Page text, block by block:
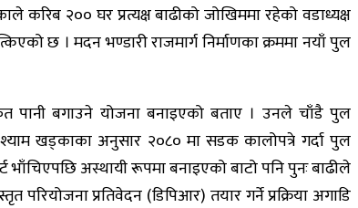
२०० घर प्रत्यक्ष बाढीको जोखिममा रहेको वडाध्यक्ष
छ । मदन भण्डारी राजमार्ग निर्माणका क्रममा नयाँ पुल
पानी बगाउने योजना बनाइएको बताए । उनले चाँडै पुल
खड्काका अनुसार २०८० मा सडक कालोपत्रे गर्दा पुल
अस्थायी रूपमा बनाइएको बाटो पनि पुनः बाढीले
प्रतिवेदन (डिपिआर) तयार गर्ने प्रक्रिया अगाडि